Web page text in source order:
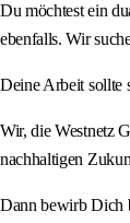
Du möchtest ein
ebenfalls. Wir
Deine Arbeit sollte
Wir, die Westnetz
nachhaltigen
Dann bewirb Dich